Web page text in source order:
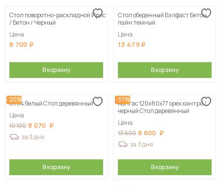
Стол поворотно-раскладной Ирис
/ Бетон / Черный
Цена
8 700
В корзину
Стол обеденный Бэлфаст Бетон
пайн темный
Цена
13 479
В корзину
-20%
СтК4 белый Стол деревянный
Цена
10 100 8 070
за 3 дня
В корзину
-37%
Кангас 120х80х77 орех кантри /
черный Стол деревянный
Цена
13 600 8 600
за 3 дня
В корзину